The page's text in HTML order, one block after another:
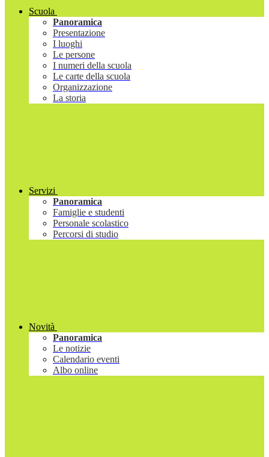
Scuola
Panoramica
Presentazione
I luoghi
Le persone
I numeri della scuola
Le carte della scuola
Organizzazione
La storia
Servizi
Panoramica
Famiglie e studenti
Personale scolastico
Percorsi di studio
Novità
Panoramica
Le notizie
Calendario eventi
Albo online